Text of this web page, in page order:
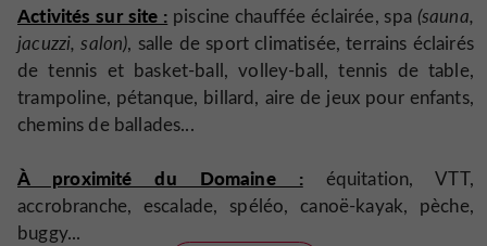
Activités sur site : piscine chauffée éclairée, spa (sauna,
jacuzzi, salon), salle de sport climatisée, terrains éclairés
de tennis et basket-ball, volley-ball, tennis de table,
trampoline, pétanque, billard, aire de jeux pour enfants,
chemins de ballades...
À proximité du Domaine :équitation, VTT,
accrobranche, escalade, spéléo, canoë-kayak, pèche,
buggy...